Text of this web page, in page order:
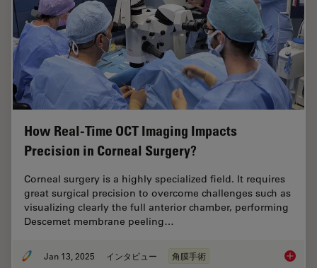
How Real-Time OCT Imaging Impacts
Precision in Corneal Surgery?
Corneal surgery is a highly specialized field. It requires
great surgical precision to overcome challenges such as
visualizing clearly the full anterior chamber, performing
Descemet membrane peeling…
Jan 13, 2025 インタビュー 角膜手術 How